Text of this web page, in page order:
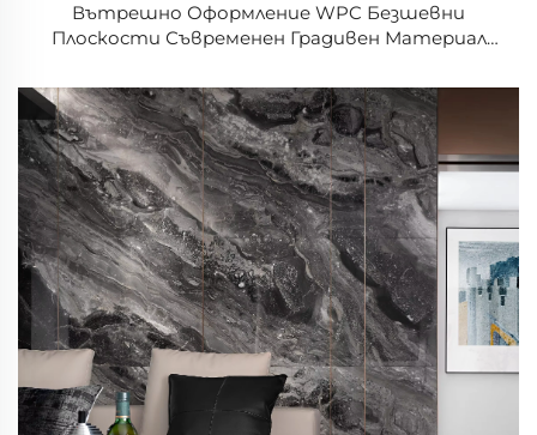
Вътрешно Оформление WPC Безшевни
Плоскости Съвременен Градивен Материал
Пяна PVC Панел за Облицоване на Фона на
Стената